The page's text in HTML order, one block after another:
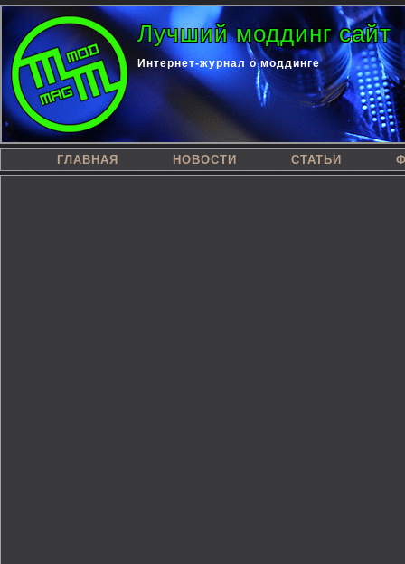
Лучший моддинг сайт
Интернет-журнал о моддинге
ГЛАВНАЯ НОВОСТИ СТАТЬИ